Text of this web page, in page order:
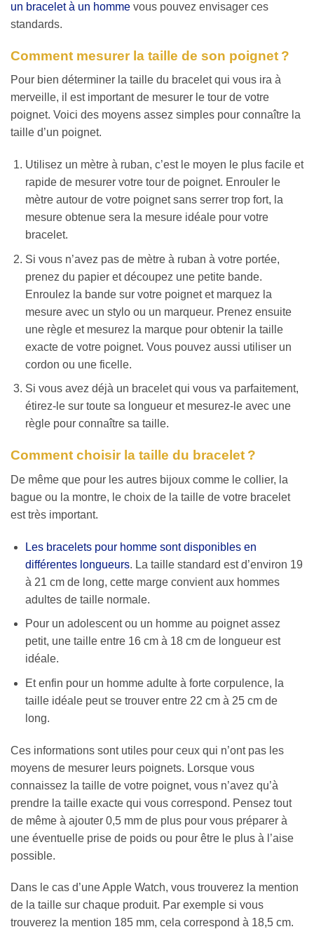
un bracelet à un homme vous pouvez envisager ces
standards.
Comment mesurer la taille de son poignet ?
Pour bien déterminer la taille du bracelet qui vous ira à
merveille, il est important de mesurer le tour de votre
poignet. Voici des moyens assez simples pour connaître la
taille d’un poignet.
Utilisez un mètre à ruban, c’est le moyen le plus facile et
rapide de mesurer votre tour de poignet. Enrouler le
mètre autour de votre poignet sans serrer trop fort, la
mesure obtenue sera la mesure idéale pour votre
bracelet.
Si vous n’avez pas de mètre à ruban à votre portée,
prenez du papier et découpez une petite bande.
Enroulez la bande sur votre poignet et marquez la
mesure avec un stylo ou un marqueur. Prenez ensuite
une règle et mesurez la marque pour obtenir la taille
exacte de votre poignet. Vous pouvez aussi utiliser un
cordon ou une ficelle.
Si vous avez déjà un bracelet qui vous va parfaitement,
étirez-le sur toute sa longueur et mesurez-le avec une
règle pour connaître sa taille.
Comment choisir la taille du bracelet ?
De même que pour les autres bijoux comme le collier, la
bague ou la montre, le choix de la taille de votre bracelet
est très important.
Les bracelets pour homme sont disponibles en
différentes longueurs. La taille standard est d’environ 19
à 21 cm de long, cette marge convient aux hommes
adultes de taille normale.
Pour un adolescent ou un homme au poignet assez
petit, une taille entre 16 cm à 18 cm de longueur est
idéale.
Et enfin pour un homme adulte à forte corpulence, la
taille idéale peut se trouver entre 22 cm à 25 cm de
long.
Ces informations sont utiles pour ceux qui n’ont pas les
moyens de mesurer leurs poignets. Lorsque vous
connaissez la taille de votre poignet, vous n’avez qu’à
prendre la taille exacte qui vous correspond. Pensez tout
de même à ajouter 0,5 mm de plus pour vous préparer à
une éventuelle prise de poids ou pour être le plus à l’aise
possible.
Dans le cas d’une Apple Watch, vous trouverez la mention
de la taille sur chaque produit. Par exemple si vous
trouverez la mention 185 mm, cela correspond à 18,5 cm.